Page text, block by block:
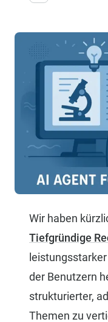
Wir haben
Tiefgründige
der Benutzern
strukturierter,
Themen zu